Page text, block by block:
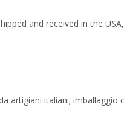
and received in the
artigiani italiani; imballaggio